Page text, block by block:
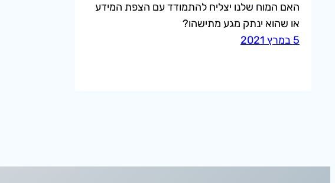
האם המוח שלנו יצליח להתמודד עם הצפת המידע
או שהוא ינתק מגע מתישהו?
5 במרץ 2021